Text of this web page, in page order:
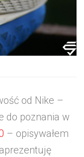
od Nike –
do poznania w
– opisywałem